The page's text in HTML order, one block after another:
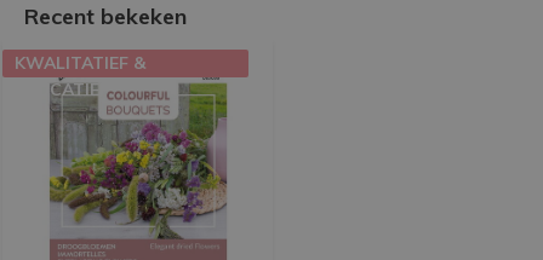
Recent bekeken
KWALITATIEF &
EDUCATIEF